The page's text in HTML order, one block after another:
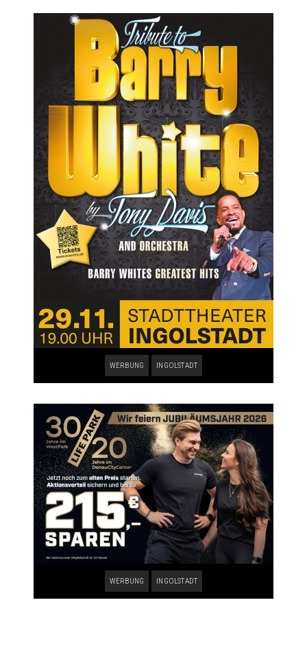
WERBUNG INGOLSTADT
WERBUNG INGOLSTADT